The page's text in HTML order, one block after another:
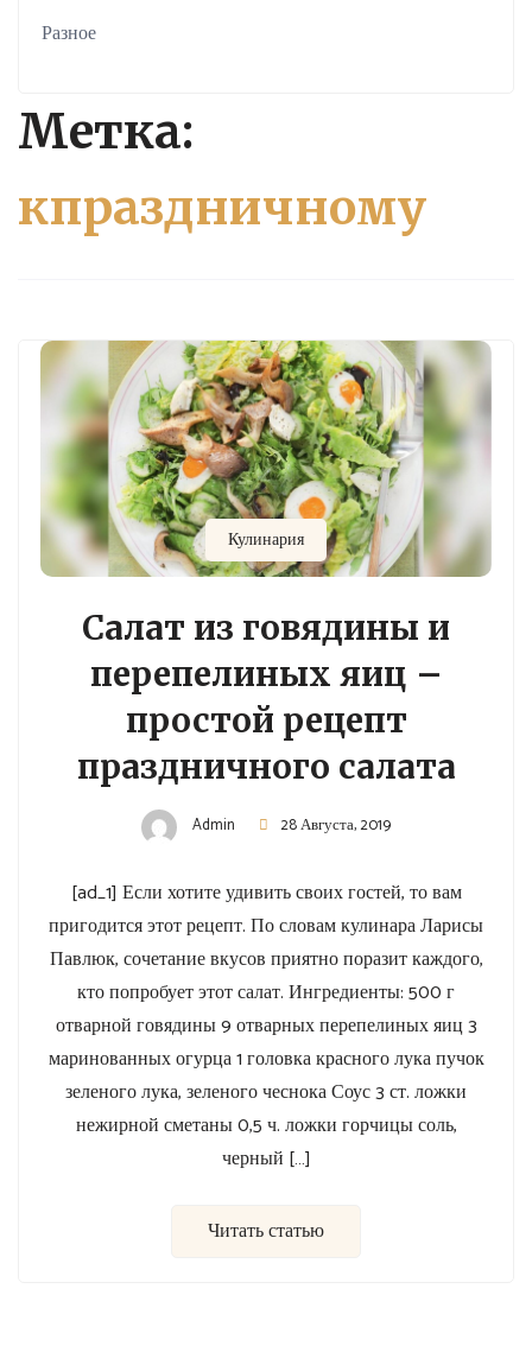
Метка:
кпраздничному
Кулинария
Салат из говядины и
перепелиных яиц –
простой рецепт
праздничного салата
Admin 28 Августа, 2019
[ad_1] Если хотите удивить своих гостей, то вам
пригодится этот рецепт. По словам кулинара Ларисы
Павлюк, сочетание вкусов приятно поразит каждого,
кто попробует этот салат. Ингредиенты: 500 г
отварной говядины 9 отварных перепелиных яиц 3
маринованных огурца 1 головка красного лука пучок
зеленого лука, зеленого чеснока Соус 3 ст. ложки
нежирной сметаны 0,5 ч. ложки горчицы соль,
черный […]
Читать статью
Разное